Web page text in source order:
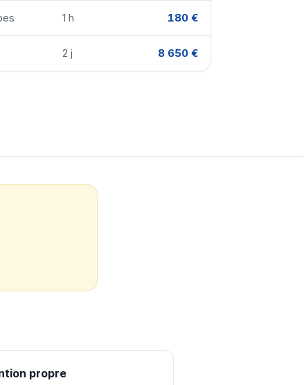
1 h 180 €
2 j 8 650 €
propre